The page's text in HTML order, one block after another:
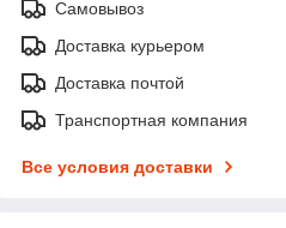
Самовывоз
Доставка курьером
Доставка почтой
Транспортная компания
Все условия доставки